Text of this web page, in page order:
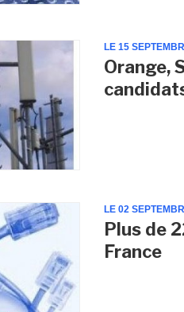
LE 15
Orange,
LE 02
Plus de
France